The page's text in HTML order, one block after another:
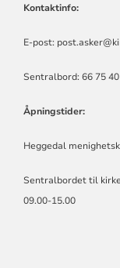
Kontaktinfo:
E-post:
Sentralbord: 66 75
Åpningstider:
Heggedal
Sentralbordet til
09.00-15.00